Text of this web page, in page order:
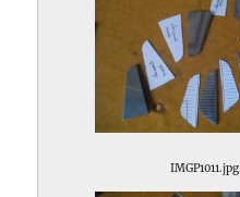
IMGP1011.jpg